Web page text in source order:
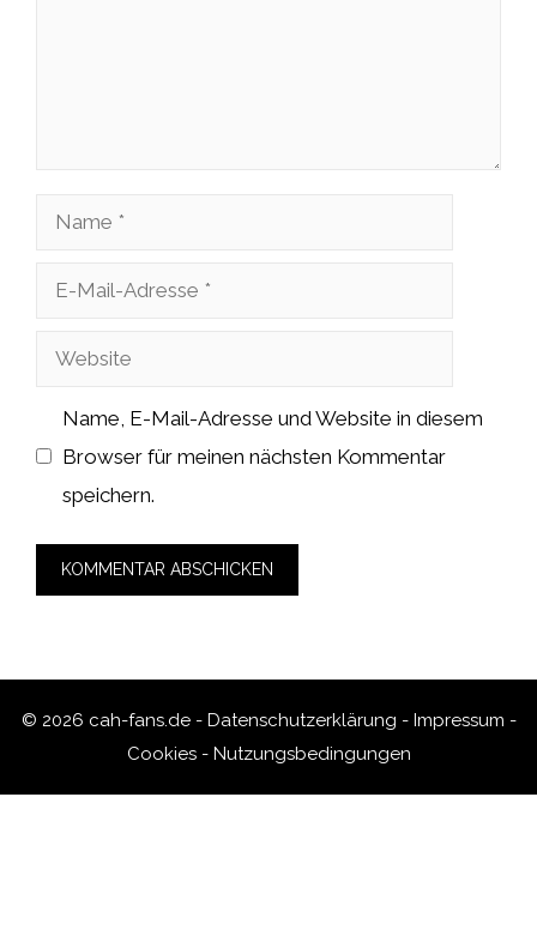
Name
Adresse
Website
Name, E-Mail-Adresse und Website in diesem
Browser für meinen nächsten Kommentar
speichern.
© 2026 cah-fans.de - Datenschutzerklärung - Impressum -
Cookies- Nutzungsbedingungen